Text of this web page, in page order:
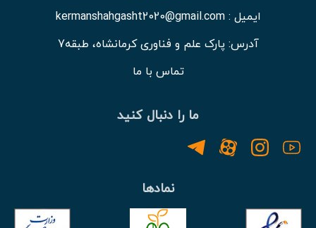
ایمیل : kermanshahgasht2020@gmail.com
آدرس: پارک علم و فناوری کرمانشاه، طبقه7
تماس با ما
ما را دنبال کنید
نمادها